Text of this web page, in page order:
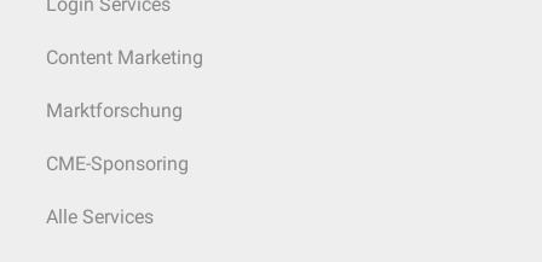
Content Marketing
Marktforschung
CME-Sponsoring
Alle Services